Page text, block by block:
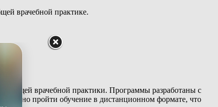
врачебной практике.
общей врачебной практики. Программы разработаны с
можно пройти обучение в дистанционном формате, что